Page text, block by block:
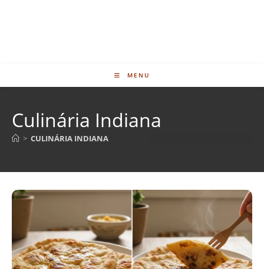
MENU
Culinária Indiana
> CULINÁRIA INDIANA